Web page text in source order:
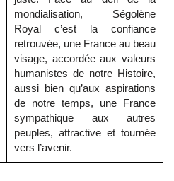
mondialisation, Ségolène
Royal c’est la confiance
retrouvée, une France au beau
visage, accordée aux valeurs
humanistes de notre Histoire,
aussi bien qu’aux aspirations
de notre temps, une France
sympathique aux autres
peuples, attractive et tournée
vers l’avenir.